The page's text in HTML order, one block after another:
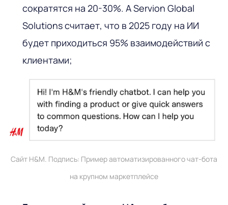
сократятся на 20-30%. А Servion Global
Solutions считает, что в 2025 году на ИИ
будет приходиться 95% взаимодействий с
клиентами;
Сайт H&M. Подпись: Пример автоматизированного чат-бота
на крупном маркетплейсе